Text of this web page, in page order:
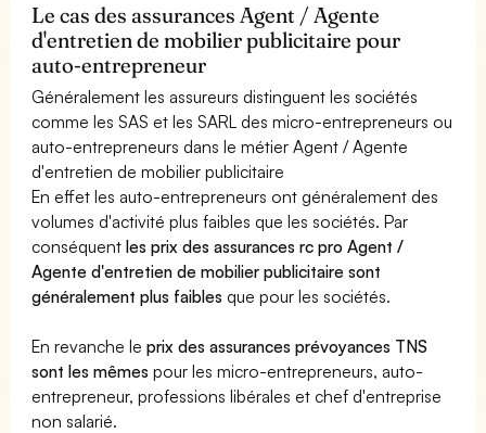
Le cas des assurances Agent / Agente
d'entretien de mobilier publicitaire pour
auto-entrepreneur
Généralement les assureurs distinguent les sociétés
comme les SAS et les SARL des micro-entrepreneurs ou
auto-entrepreneurs dans le métier Agent / Agente
d'entretien de mobilier publicitaire
En effet les auto-entrepreneurs ont généralement des
volumes d'activité plus faibles que les sociétés. Par
conséquentles prix des assurances rc pro Agent /
Agente d'entretien de mobilier publicitaire sont
généralement plus faibles que pour les sociétés.
En revanche leprix des assurances prévoyances TNS
sont les mêmes pour les micro-entrepreneurs, auto-
entrepreneur, professions libérales et chef d'entreprise
non salarié.